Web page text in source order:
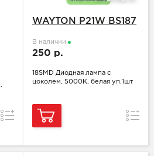
Сравнение
WAYTON P21W BS187
В наличии
250 р.
18SMD Диодная лампа с
цоколем, 5000K, белая уп.1шт